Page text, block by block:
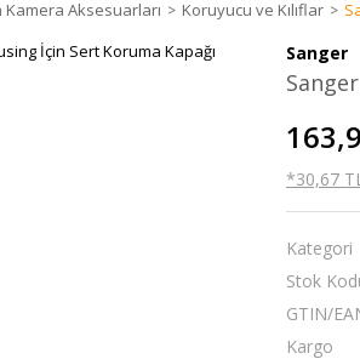
Kamera Aksesuarları Koruyucu ve Kılıflar
Sanger
*30,67
Kategori
Stok
GTIN/
Kargo